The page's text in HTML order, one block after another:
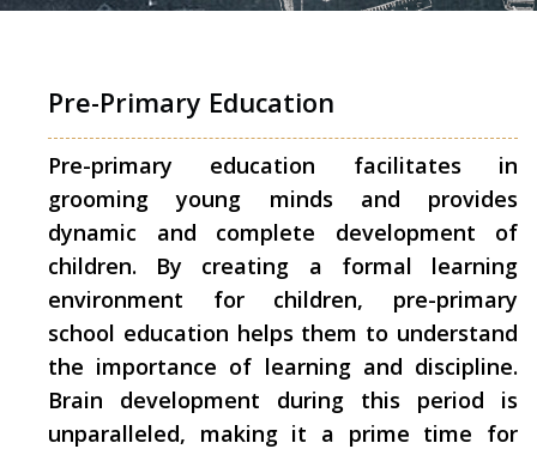
Pre-Primary Education
Pre-primary education facilitates in
grooming young minds and provides
dynamic and complete development of
children. By creating a formal learning
environment for children, pre-primary
school education helps them to understand
the importance of learning and discipline.
Brain development during this period is
unparalleled, making it a prime time for